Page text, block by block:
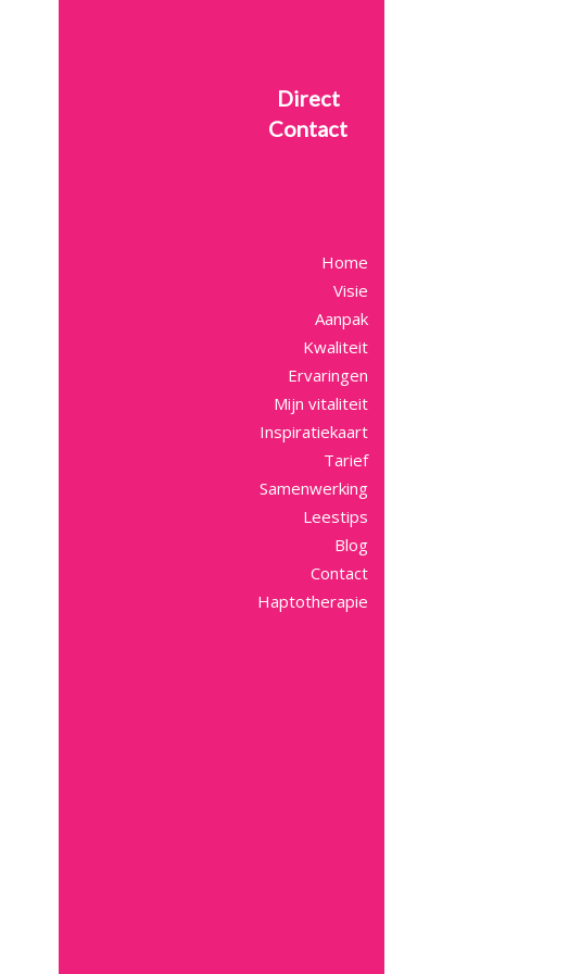
Direct
Contact
Home
Visie
Aanpak
Kwaliteit
Ervaringen
Mijn vitaliteit
Inspiratiekaart
Tarief
Samenwerking
Leestips
Blog
Contact
Haptotherapie